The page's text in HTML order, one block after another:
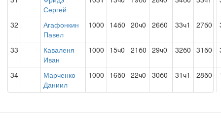
Сергей
32
Агафонкин
Павел
1000 14б0 20ч0 26б0 33ч1 27б0
33
Каваленя
Иван
1000 15ч0 21б0 29ч0 32б0 31б0
34
Марченко
Даниил
1000 16б0 22ч0 30б0 31ч1 28б0